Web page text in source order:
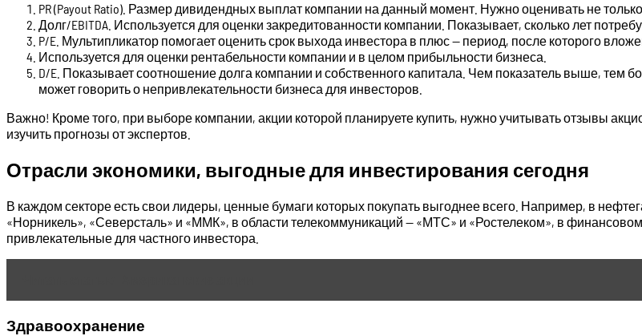
PR (Payout Ratio). Размер дивидендных выплат компании на данный момент. Нужно оценивать не
Долг/EBITDA. Используется для оценки закредитованности компании. Показывает, сколько лет
P/E. Мультипликатор помогает оценить срок выхода инвестора в плюс — период, после которого
Используется для оценки рентабельности компании и в целом прибыльности бизнеса.
D/E. Показывает соотношение долга компании и собственного капитала. Чем показатель выше, тем
может говорить о непривлекательности бизнеса для инвесторов.
Важно! Кроме того, при выборе компании, акции которой планируете купить, нужно учитывать отзывы
изучить прогнозы от экспертов.
Отрасли экономики, выгодные для инвестирования сегодня
В каждом секторе есть свои лидеры, ценные бумаги которых покупать выгоднее всего. Например, в
«Норникель», «Северсталь» и «ММК», в области телекоммуникаций — «МТС» и «Ростелеком», в
привлекательные для частного инвестора.
Здравоохранение